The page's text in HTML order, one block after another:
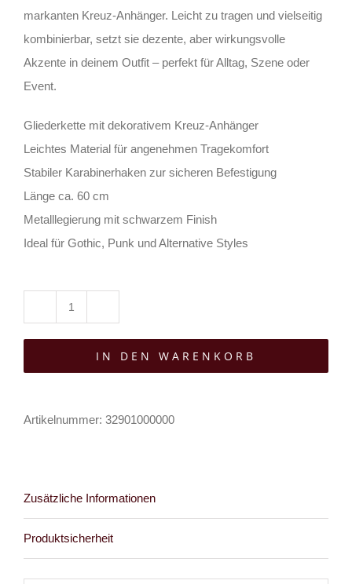
markanten Kreuz-Anhänger. Leicht zu tragen und vielseitig
kombinierbar, setzt sie dezente, aber wirkungsvolle
Akzente in deinem Outfit – perfekt für Alltag, Szene oder
Event.
Gliederkette mit dekorativem Kreuz-Anhänger
Leichtes Material für angenehmen Tragekomfort
Stabiler Karabinerhaken zur sicheren Befestigung
Länge ca. 60 cm
Metalllegierung mit schwarzem Finish
Ideal für Gothic, Punk und Alternative Styles
Attic
Schlüsselkette
IN DEN WARENKORB
Artikelnummer: 32901000000
Zusätzliche Informationen
Produktsicherheit